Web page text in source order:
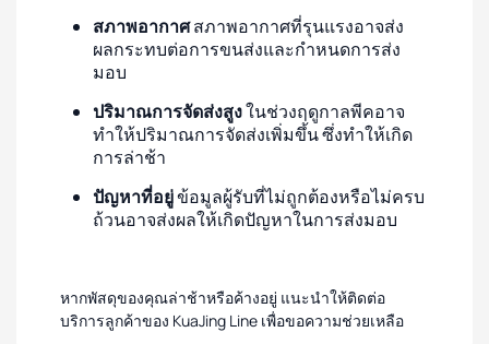
สภาพอากาศสภาพอากาศที่รุนแรงอาจส่ง
ผลกระทบต่อการขนส่งและกำหนดการส่ง
มอบ
ปริมาณการจัดส่งสูงในช่วงฤดูกาลพีคอาจ
ทำให้ปริมาณการจัดส่งเพิ่มขึ้น ซึ่งทำให้เกิด
การล่าช้า
ปัญหาที่อยู่ข้อมูลผู้รับที่ไม่ถูกต้องหรือไม่ครบ
ถ้วนอาจส่งผลให้เกิดปัญหาในการส่งมอบ
หากพัสดุของคุณล่าช้าหรือค้างอยู่ แนะนำให้ติดต่อ
บริการลูกค้าของ KuaJing Line เพื่อขอความช่วยเหลือ